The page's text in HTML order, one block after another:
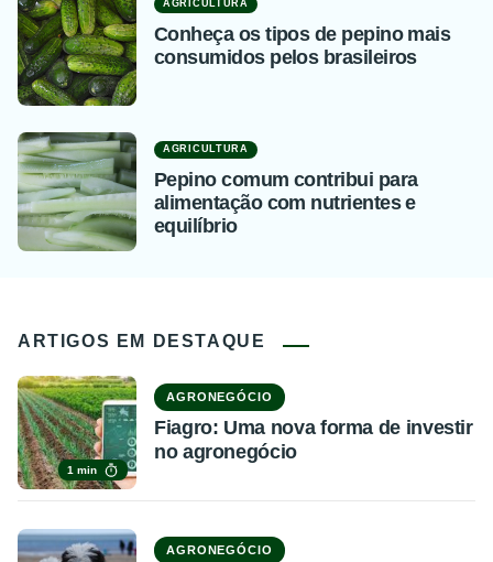
AGRICULTURA
Conheça os tipos de pepino mais
consumidos pelos brasileiros
AGRICULTURA
Pepino comum contribui para
alimentação com nutrientes e
equilíbrio
ARTIGOS EM DESTAQUE
1 min
AGRONEGÓCIO
Fiagro: Uma nova forma de investir
no agronegócio
AGRONEGÓCIO